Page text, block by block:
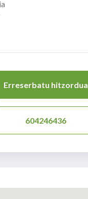
Erreserbatu hitzordua
604246436